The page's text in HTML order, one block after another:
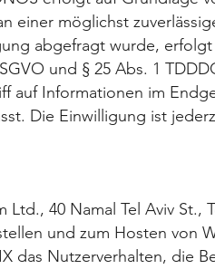
einer möglichst
abgefragt wurde,
und § 25 Abs. 1
auf Informationen im
Die Einwilligung ist
40 Namal Tel Aviv St.,
und zum Hosten von
das Nutzerverhalten, die